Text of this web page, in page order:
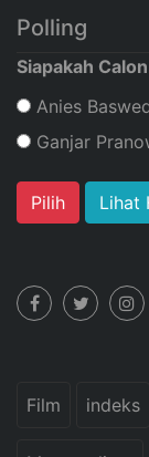
Polling
Siapakah
Anies
Ganjar
Lihat
Film indeks